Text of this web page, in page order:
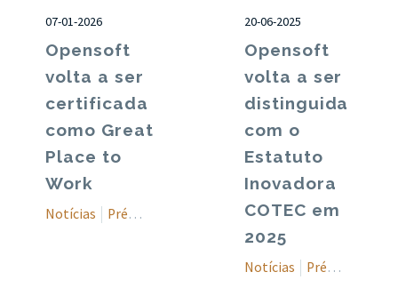
07-01-2026
Opensoft
volta a ser
certificada
como Great
Place to
Work
Notícias Prémios
20-06-2025
Opensoft
volta a ser
distinguida
com o
Estatuto
Inovadora
COTEC em
2025
Notícias Prémios